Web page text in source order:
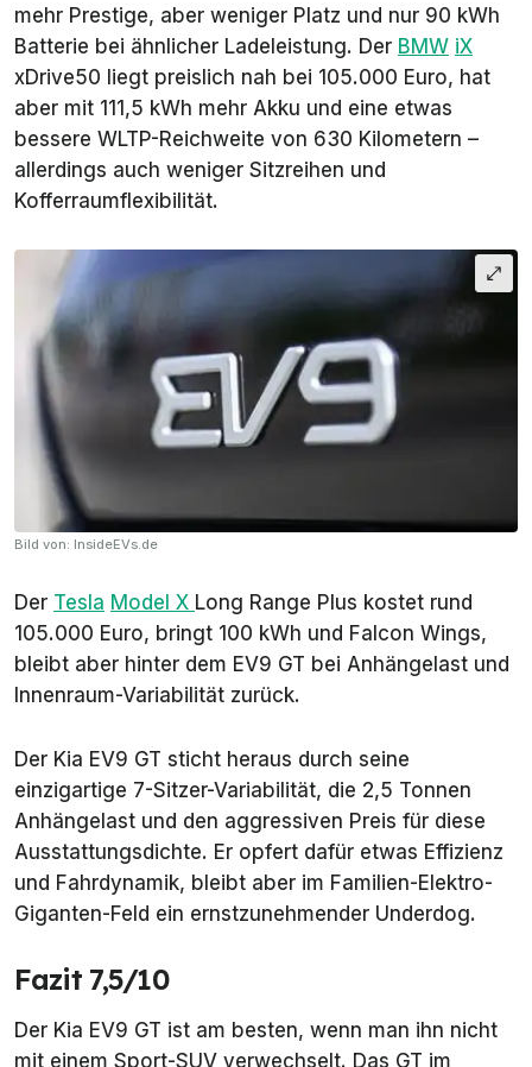
mehr Prestige, aber weniger Platz und nur 90 kWh
Batterie bei ähnlicher Ladeleistung. Der BMW iX
xDrive50 liegt preislich nah bei 105.000 Euro, hat
aber mit 111,5 kWh mehr Akku und eine etwas
bessere WLTP-Reichweite von 630 Kilometern –
allerdings auch weniger Sitzreihen und
Kofferraumflexibilität.
Bild von: InsideEVs.de
Der Tesla Model X Long Range Plus kostet rund
105.000 Euro, bringt 100 kWh und Falcon Wings,
bleibt aber hinter dem EV9 GT bei Anhängelast und
Innenraum-Variabilität zurück.
Der Kia EV9 GT sticht heraus durch seine
einzigartige 7-Sitzer-Variabilität, die 2,5 Tonnen
Anhängelast und den aggressiven Preis für diese
Ausstattungsdichte. Er opfert dafür etwas Effizienz
und Fahrdynamik, bleibt aber im Familien-Elektro-
Giganten-Feld ein ernstzunehmender Underdog.
Fazit 7,5/10
Der Kia EV9 GT ist am besten, wenn man ihn nicht
mit einem Sport-SUV verwechselt. Das GT im